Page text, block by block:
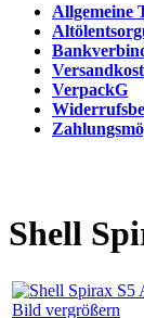
Allgemeine
VerpackG
Shell
Bild vergrößern